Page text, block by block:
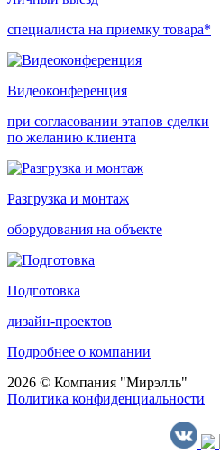
специалиста на приемку товара*
Видеоконференция
при согласовании этапов сделки
по желанию клиента
Разгрузка и монтаж
оборудования на объекте
Подготовка
дизайн-проектов
Подробнее о компании
2026 © Компания "Мирэлль"
Политика конфиденциальности